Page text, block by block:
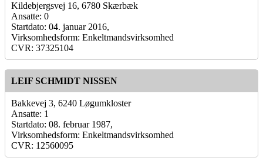
Kildebjergsvej 16, 6780 Skærbæk
Ansatte: 0
Startdato: 04. januar 2016,
Virksomhedsform: Enkeltmandsvirksomhed
CVR: 37325104
LEIF SCHMIDT NISSEN
Bakkevej 3, 6240 Løgumkloster
Ansatte: 1
Startdato: 08. februar 1987,
Virksomhedsform: Enkeltmandsvirksomhed
CVR: 12560095